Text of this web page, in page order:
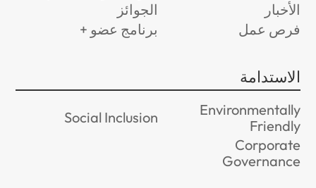
الأخبار
الجوائز
فرص عمل
برنامج عضو +
الاستدامة
Environmentally
Friendly
Social Inclusion
Corporate
Governance